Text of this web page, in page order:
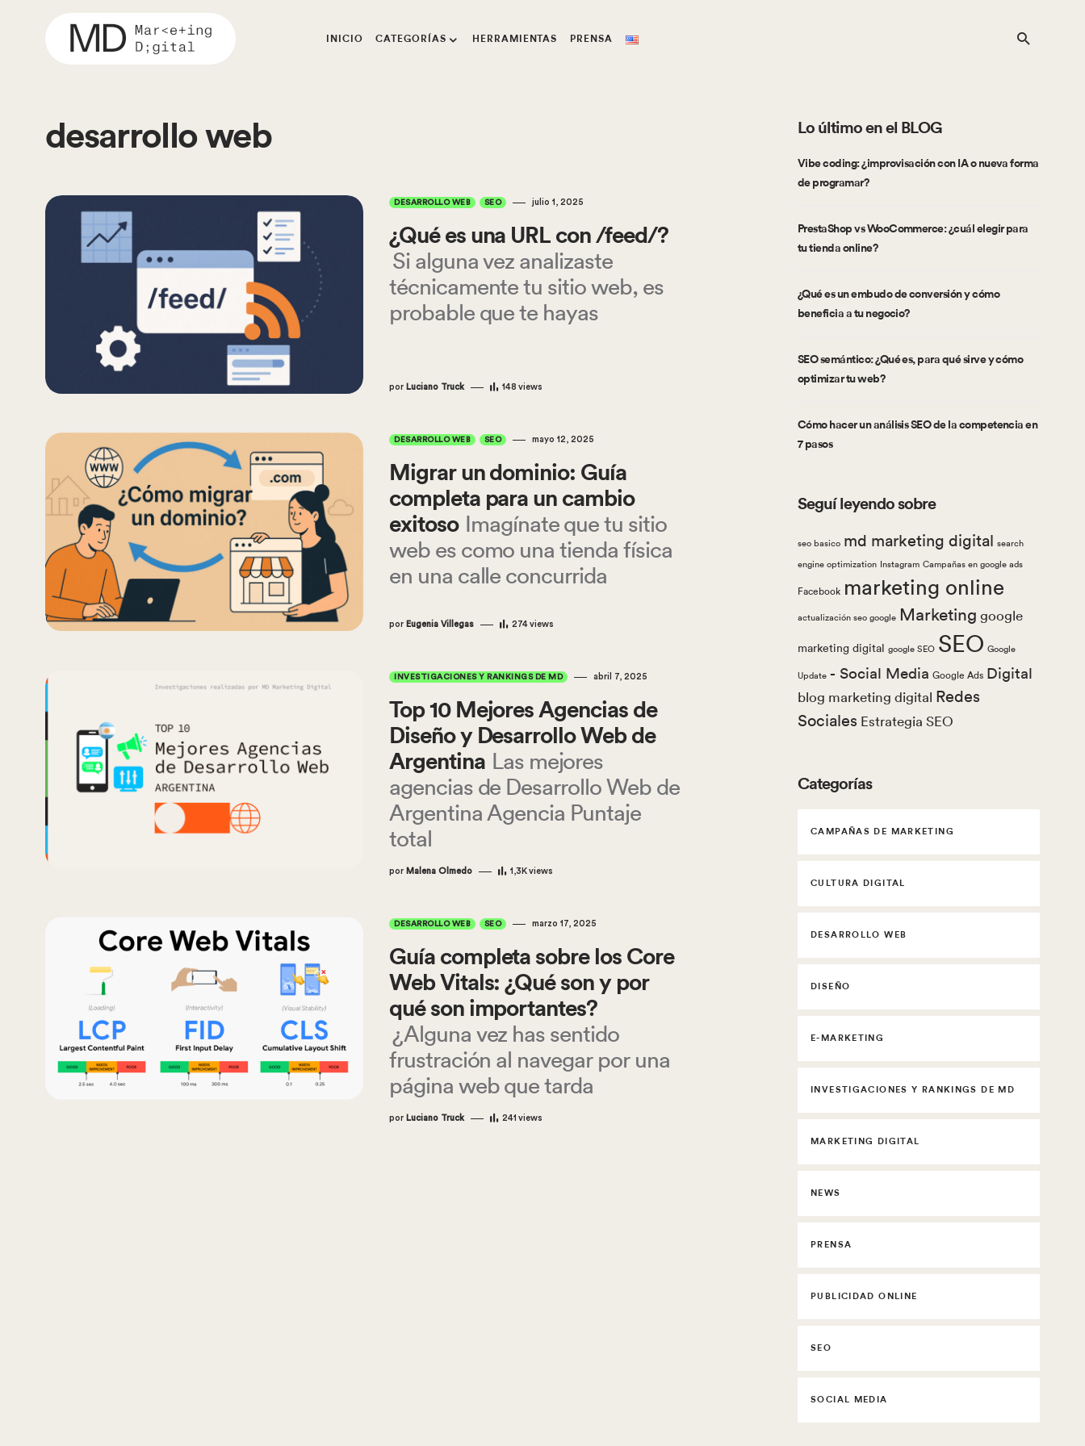
INICIO CATEGORÍAS HERRAMIENTAS PRENSA
desarrollo web
DESARROLLO WEB SEO julio 1, 2025
¿Qué es una URL con /feed/?
Si alguna vez analizaste
técnicamente tu sitio web, es
probable que te hayas
por Luciano Truck 148 views
DESARROLLO WEB SEO mayo 12, 2025
Migrar un dominio: Guía
completa para un cambio
exitoso
Imagínate que tu sitio
web es como una tienda física
en una calle concurrida
por Eugenia Villegas 274views
INVESTIGACIONES Y RANKINGS DE MD abril 7, 2025
Top 10 Mejores Agencias de
Diseño y Desarrollo Web de
Argentina Las mejores
agencias de Desarrollo Web de
Argentina Agencia Puntaje
total
por Malena Olmedo 1,3Kviews
DESARROLLO WEB SEO marzo 17, 2025
Guía completa sobre los Core
Web Vitals: ¿Qué son y por
qué son importantes?
¿Alguna vez has sentido
frustración al navegar por una
página web que tarda
por Luciano Truck 241 views
Lo último en el BLOG
Vibe coding: ¿improvisación con IA o nueva forma
de programar?
PrestaShop vs WooCommerce: ¿cuál elegir para
tu tienda online?
¿Qué es un embudo de conversión y cómo
beneficia a tu negocio?
SEO semántico: ¿Qué es, para qué sirve y cómo
optimizar tu web?
Cómo hacer un análisis SEO de la competencia en
7 pasos
Seguí leyendo sobre
seo basico md marketing digital search
engine optimization Instagram Campañas en google ads
Facebook marketing online
actualización seo google Marketing google
marketing digital google SEO SEO Google
Update - Social Media Google Ads Digital
blog marketing digital
Redes
Sociales Estrategia SEO
Categorías
CAMPAÑAS DE MARKETING
CULTURA DIGITAL
DESARROLLO WEB
DISEÑO
E-MARKETING
INVESTIGACIONES Y RANKINGS DE MD
MARKETING DIGITAL
NEWS
PRENSA
PUBLICIDAD ONLINE
SEO
SOCIAL MEDIA